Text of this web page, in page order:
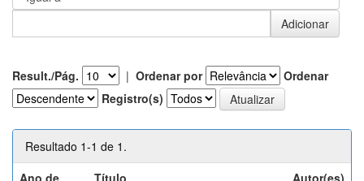
Result./Pág. | Ordenar por
Ordenar
Registro(s)
Resultado 1-1 de 1.
Ano de
Título Autor(es)